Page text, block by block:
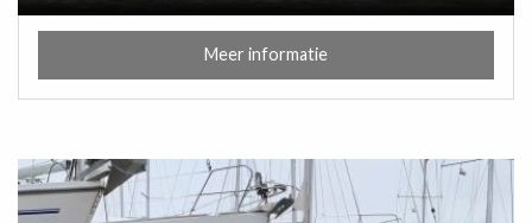
Meer informatie